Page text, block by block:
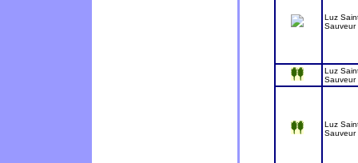
Luz
Sauveur
Luz
Sauveur
Luz
Sauveur